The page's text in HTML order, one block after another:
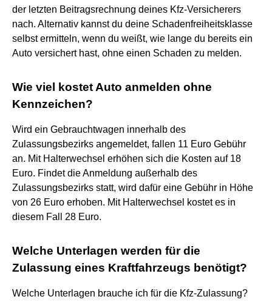
der letzten Beitragsrechnung deines Kfz-Versicherers
nach. Alternativ kannst du deine Schadenfreiheitsklasse
selbst ermitteln, wenn du weißt, wie lange du bereits ein
Auto versichert hast, ohne einen Schaden zu melden.
Wie viel kostet Auto anmelden ohne
Kennzeichen?
Wird ein Gebrauchtwagen innerhalb des
Zulassungsbezirks angemeldet, fallen 11 Euro Gebühr
an. Mit Halterwechsel erhöhen sich die Kosten auf 18
Euro. Findet die Anmeldung außerhalb des
Zulassungsbezirks statt, wird dafür eine Gebühr in Höhe
von 26 Euro erhoben. Mit Halterwechsel kostet es in
diesem Fall 28 Euro.
Welche Unterlagen werden für die
Zulassung eines Kraftfahrzeugs benötigt?
Welche Unterlagen brauche ich für die Kfz-Zulassung?